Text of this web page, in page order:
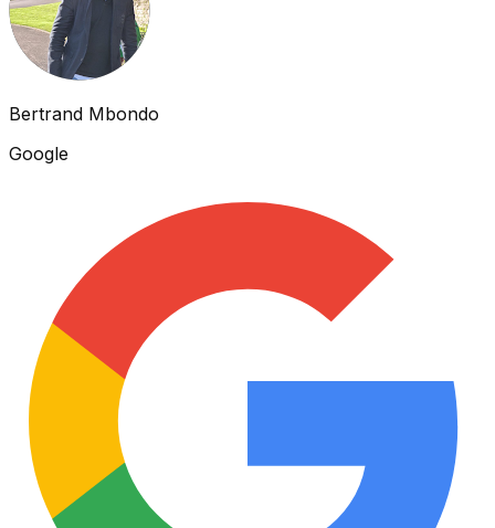
Bertrand Mbondo
Google